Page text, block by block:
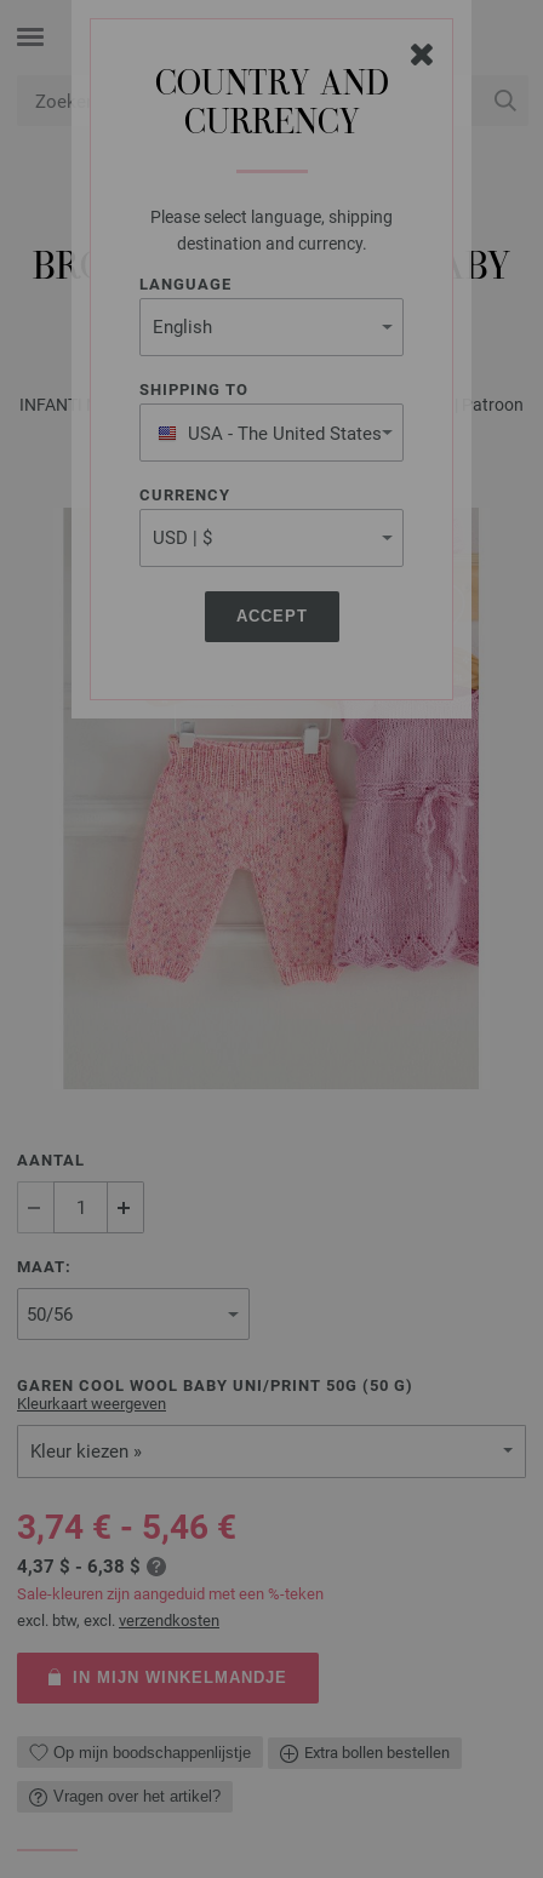
COUNTRY AND
CURRENCY
Please select language, shipping
destination and currency.
LANGUAGE
SHIPPING TO
USA - The United States
of America
CURRENCY
ACCEPT
LANA GROSSA
BROEK COOL WOOL BABY
PRINT PUNTO
INFANTI No. 22 - Tijdschrift (DE) + Breibeschrijvingen (NL) | Patroon
41
AANTAL
MAAT:
GAREN COOL WOOL BABY UNI/PRINT 50G ( 50 G)
Kleurkaart weergeven
Kleur kiezen »
3,74 € - 5,46 €
4,37 $ - 6,38 $
Sale-kleuren zijn aangeduid met een %-teken
excl. btw, excl. verzendkosten
IN MIJN WINKELMANDJE
Op mijn boodschappenlijstje Extra bollen bestellen
Vragen over het artikel?